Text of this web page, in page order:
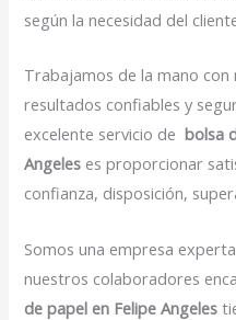
según la necesidad del
Trabajamos de la mano
resultados confiables y
excelente servicio debolsa
Angeles es proporcionar
confianza, disposición,
Somos una empresa
nuestros colaboradores
de papel en Felipe Angeles